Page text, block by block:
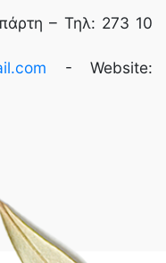
– Τηλ: 273 10
- Website: